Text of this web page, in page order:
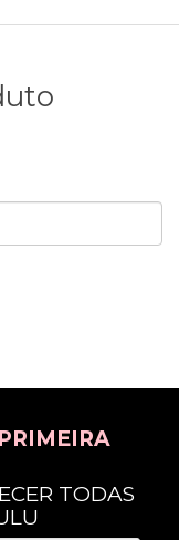
TODAS